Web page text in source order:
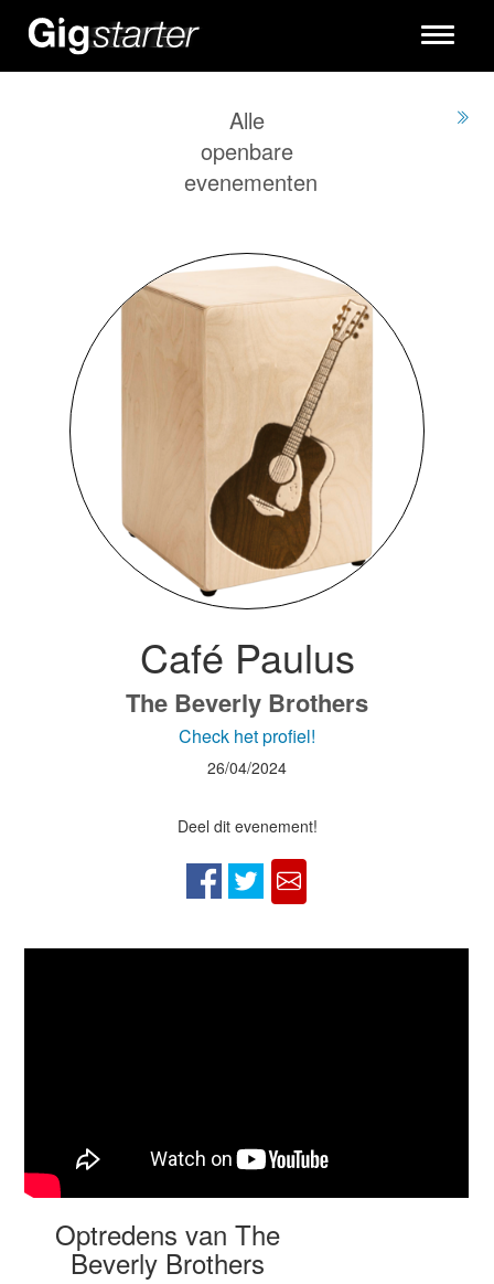
Toggle
Alle
openbare
evenementen
Café Paulus
The Beverly Brothers
Check het profiel!
26/04/2024
Deel dit evenement!
Optredens van The
Beverly Brothers